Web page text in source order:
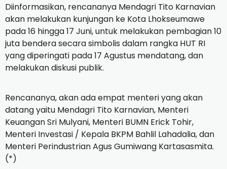
Diinformasikan, rencananya Mendagri Tito Karnavian
akan melakukan kunjungan ke Kota Lhokseumawe
pada 16 hingga 17 Juni, untuk melakukan pembagian 10
juta bendera secara simbolis dalam rangka HUT RI
yang diperingati pada 17 Agustus mendatang, dan
melakukan diskusi publik.
Rencananya, akan ada empat menteri yang akan
datang yaitu Mendagri Tito Karnavian, Menteri
Keuangan Sri Mulyani, Menteri BUMN Erick Tohir,
Menteri Investasi / Kepala BKPM Bahlil Lahadalia, dan
Menteri Perindustrian Agus Gumiwang Kartasasmita.
(*)